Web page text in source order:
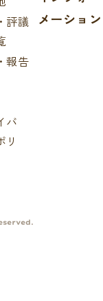
評議
報告
バ
リ
メーション